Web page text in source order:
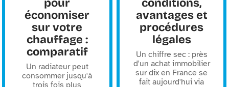
pour
économiser
sur votre
chauffage :
comparatif
Un radiateur peut
consommer jusqu'à
conditions,
avantages et
procédures
légales
Un chiffre sec : près
d'un achat immobilier
sur dix en France se
fait aujourd'hui via